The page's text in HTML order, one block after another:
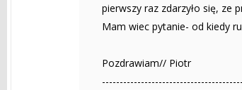
pierwszy raz zdarzyło się, ze
Mam wiec pytanie- od kiedy
Pozdrawiam// Piotr